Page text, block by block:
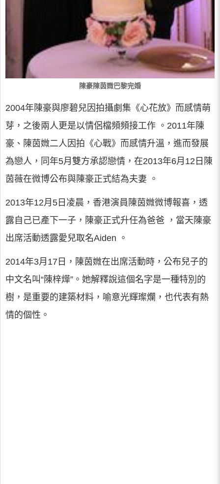
陳豪陳茵媺巴黎完婚
2004年陳豪與廖碧兒因拍攝劇集《心花放》而感情萌
芽，之後兩人更是以情侶檔頻頻接工作 。2011年陳
豪、陳茵媺二人因拍《心戰》而感情升溫，進而發展
為戀人，同年5月雙方承認戀情，在2013年6月12日陳
茵薇在微博公布與陳豪正式結為夫妻 。
2013年12月5日凌晨，香港演員陳茵媺微博報喜，透
露自己已產下一子，陳豪正式升任為爸爸 ，當天陳豪
出席活動透露愛兒取名Aiden 。
2014年3月17日，陳茵媺在出席活動時，公布兒子的
中文名叫“陳梓燁”。她解釋說這個名字是一種特別的
樹，是重要的建築材料，喻意光輝璨爛，也代表有熱
情的個性。